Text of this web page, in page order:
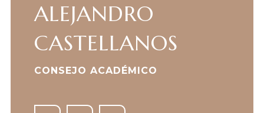
ALEJANDRO
CASTELLANOS
CONSEJO ACADÉMICO